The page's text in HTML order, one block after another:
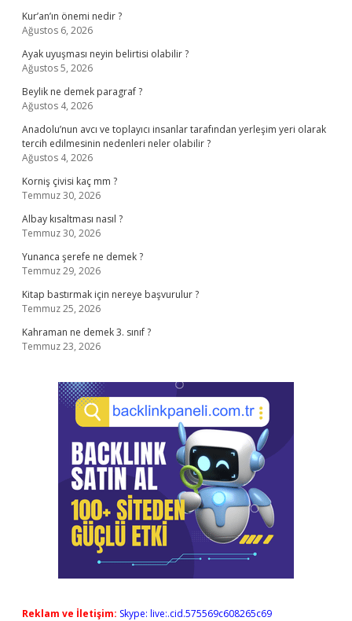
Kur’an’ın önemi nedir ?
Ağustos 6, 2026
Ayak uyuşması neyin belirtisi olabilir ?
Ağustos 5, 2026
Beylik ne demek paragraf ?
Ağustos 4, 2026
Anadolu’nun avcı ve toplayıcı insanlar tarafından yerleşim yeri olarak
tercih edilmesinin nedenleri neler olabilir ?
Ağustos 4, 2026
Korniş çivisi kaç mm ?
Temmuz 30, 2026
Albay kısaltması nasıl ?
Temmuz 30, 2026
Yunanca şerefe ne demek ?
Temmuz 29, 2026
Kitap bastırmak için nereye başvurulur ?
Temmuz 25, 2026
Kahraman ne demek 3. sınıf ?
Temmuz 23, 2026
Reklam ve İletişim: Skype: live:.cid.575569c608265c69